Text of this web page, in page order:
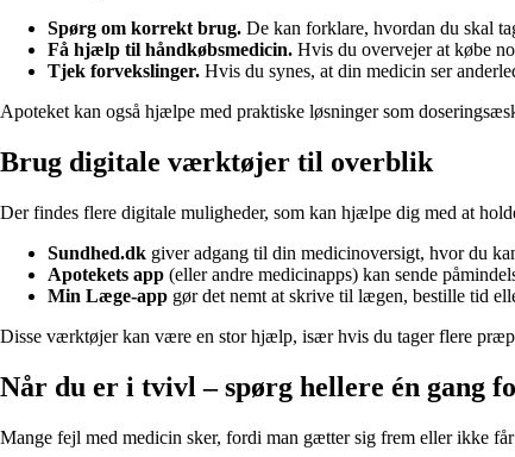
Spørg om korrekt brug. De kan forklare, hvordan du skal
Få hjælp til håndkøbsmedicin. Hvis du overvejer at købe
Tjek forvekslinger. Hvis du synes, at din medicin ser
Apoteket kan også hjælpe med praktiske løsninger som
Brug digitale værktøjer til overblik
Der findes flere digitale muligheder, som kan hjælpe dig med at
Sundhed.dk giver adgang til din medicinoversigt, hvor du
Apotekets app (eller andre medicinapps) kan sende
Min Læge-app gør det nemt at skrive til lægen, bestille tid
Disse værktøjer kan være en stor hjælp, især hvis du tager flere
Når du er i tvivl – spørg hellere én gang
Mange fejl med medicin sker, fordi man gætter sig frem eller ikke